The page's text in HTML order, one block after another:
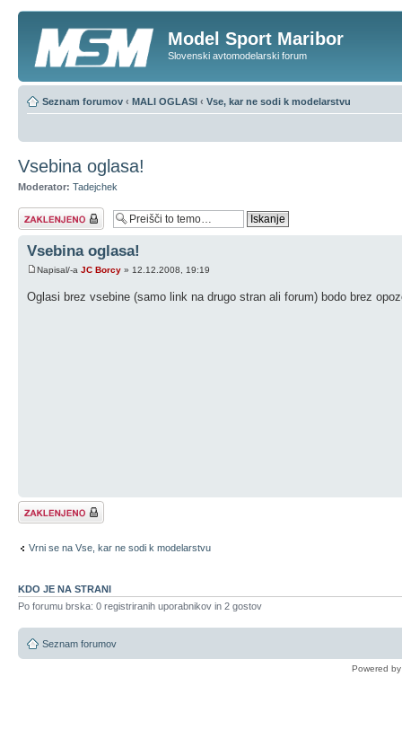
Model Sport Maribor
Slovenski avtomodelarski forum
Seznam forumov ‹ MALI OGLASI ‹ Vse, kar ne sodi k modelarstvu
Vsebina oglasa!
Moderator: Tadejchek
Tema je zaklenjena
Vsebina oglasa!
Napisal/-a JC Borcy » 12.12.2008, 19:19
Oglasi brez vsebine (samo link na drugo stran ali forum) bodo brez
Tema je zaklenjena
Vrni se na Vse, kar ne sodi k modelarstvu
KDO JE NA STRANI
Po forumu brska: 0 registriranih uporabnikov in 2 gostov
Seznam forumov
Powered